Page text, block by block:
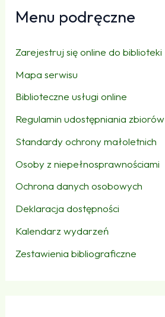
Menu podręczne
Zarejestruj się online do biblioteki
Mapa serwisu
Biblioteczne usługi online
Regulamin udostępniania zbiorów
Standardy ochrony małoletnich
Osoby z niepełnosprawnościami
Ochrona danych osobowych
Deklaracja dostępności
Kalendarz wydarzeń
Zestawienia bibliograficzne